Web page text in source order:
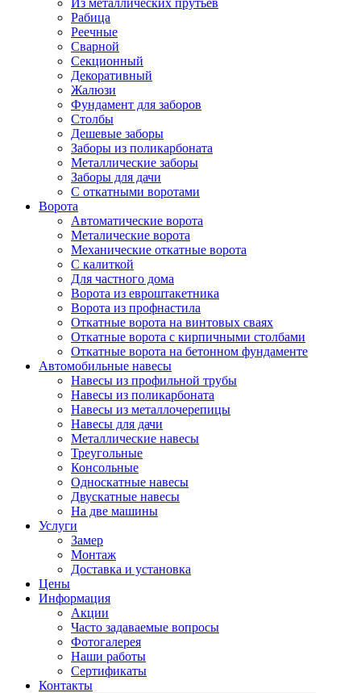
Рабица
Реечные
Сварной
Секционный
Декоративный
Жалюзи
Фундамент для заборов
Столбы
Дешевые заборы
Заборы из поликарбоната
Металлические заборы
Заборы для дачи
С откатными воротами
Ворота
Автоматические ворота
Металические ворота
Механические откатные ворота
С калиткой
Для частного дома
Ворота из евроштакетника
Ворота из профнастила
Откатные ворота на винтовых сваях
Откатные ворота с кирпичными столбами
Откатные ворота на бетонном фундаменте
Автомобильные навесы
Навесы из профильной трубы
Навесы из поликарбоната
Навесы из металлочерепицы
Навесы для дачи
Металлические навесы
Треугольные
Консольные
Односкатные навесы
Двускатные навесы
На две машины
Услуги
Замер
Монтаж
Доставка и установка
Цены
Информация
Акции
Часто задаваемые вопросы
Фотогалерея
Наши работы
Сертификаты
Контакты